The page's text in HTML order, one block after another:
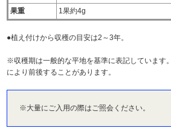
果重
1果約4g
●植え付けから収穫の目安は2～3年。
※収穫期は一般的な平地を基準に表記しています
により前後することがあります。
※大量にご入用の際はご照会ください。